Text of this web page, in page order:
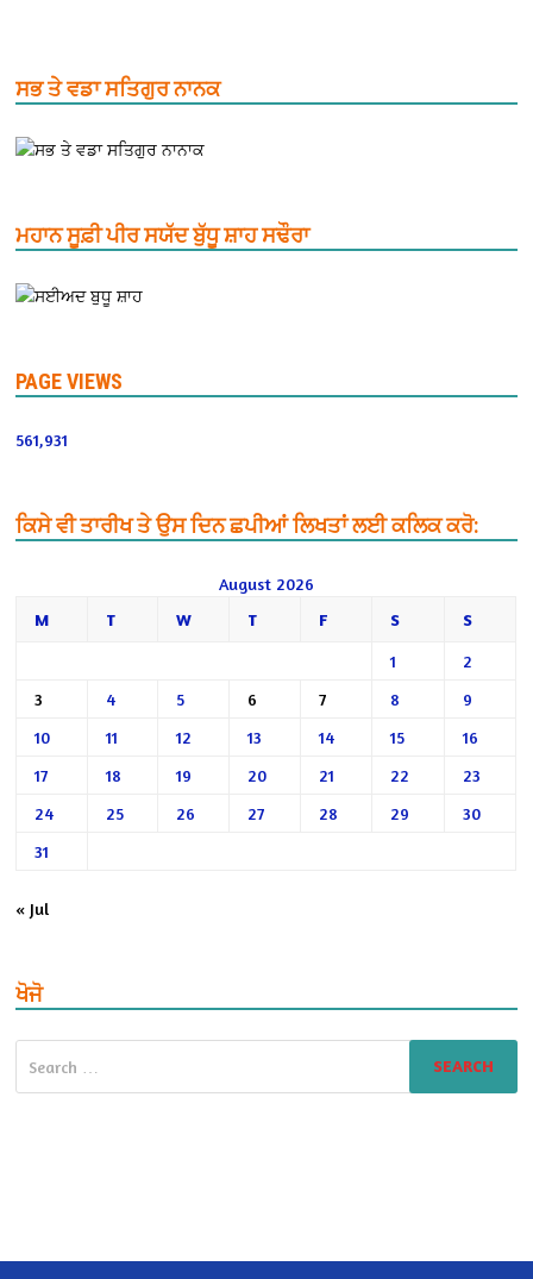
ਸਭ ਤੇ ਵਡਾ ਸਤਿਗੁਰ ਨਾਨਕ
ਮਹਾਨ ਸੂਫ਼ੀ ਪੀਰ ਸਯੱਦ ਬੁੱਧੂ ਸ਼ਾਹ ਸਢੌਰਾ
PAGE VIEWS
561,931
ਕਿਸੇ ਵੀ ਤਾਰੀਖ ਤੇ ਉਸ ਦਿਨ ਛਪੀਆਂ ਲਿਖਤਾਂ ਲਈ ਕਲਿਕ ਕਰੋ:
August 2026
M
T W T F S S
1
2
3
4 5 6 7 8
9
10
11 12 13 14 15
16
17
18 19 20 21 22
23
24
25 26 27 28 29
30
31
« Jul
ਖੋਜੋ
for: